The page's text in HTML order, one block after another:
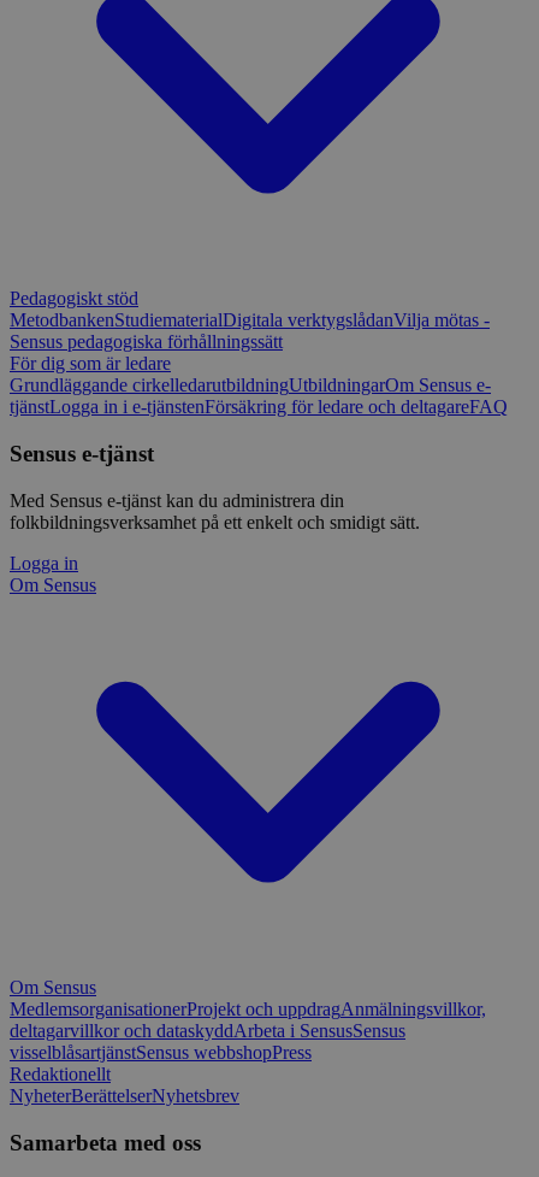
Pedagogiskt stöd
MetodbankenStudiematerialDigitala verktygslådanVilja mötas -
Sensus pedagogiska förhållningssätt
För dig som är ledare
Grundläggande cirkelledarutbildningUtbildningarOm Sensus e-
tjänstLogga in i e-tjänstenFörsäkring för ledare och deltagareFAQ
Sensus e-tjänst
Med Sensus e-tjänst kan du administrera din
folkbildningsverksamhet på ett enkelt och smidigt sätt.
Logga in
Om Sensus
Om Sensus
MedlemsorganisationerProjekt och uppdragAnmälningsvillkor,
deltagarvillkor och dataskyddArbeta i SensusSensus
visselblåsartjänstSensus webbshopPress
Redaktionellt
NyheterBerättelserNyhetsbrev
Samarbeta med oss